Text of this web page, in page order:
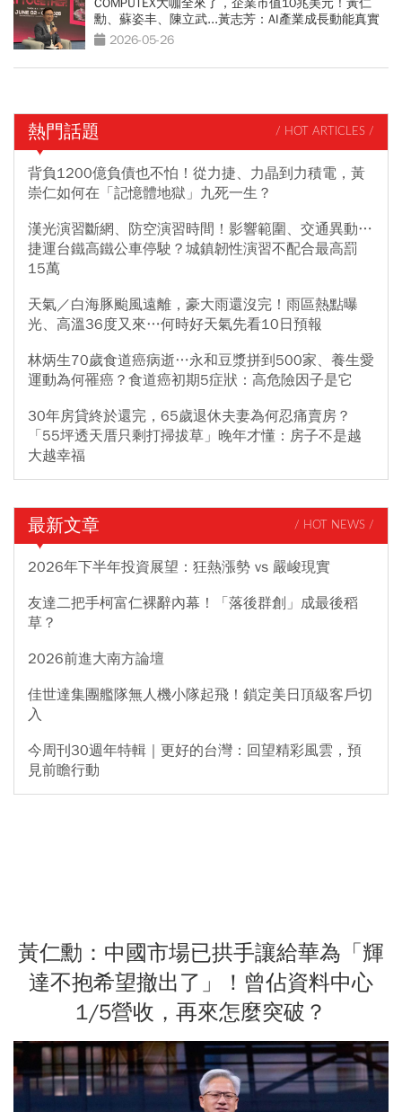
勳、蘇姿丰、陳立武...黃志芳：AI產業成長動能真實
2026-05-26
熱門話題 / HOT ARTICLES /
背負1200億負債也不怕！從力捷、力晶到力積電，黃
崇仁如何在「記憶體地獄」九死一生？
漢光演習斷網、防空演習時間！影響範圍、交通異動…
捷運台鐵高鐵公車停駛？城鎮韌性演習不配合最高罰
15萬
天氣／白海豚颱風遠離，豪大雨還沒完！雨區熱點曝
光、高溫36度又來…何時好天氣先看10日預報
林炳生70歲食道癌病逝…永和豆漿拼到500家、養生愛
運動為何罹癌？食道癌初期5症狀：高危險因子是它
30年房貸終於還完，65歲退休夫妻為何忍痛賣房？
「55坪透天厝只剩打掃拔草」晚年才懂：房子不是越
大越幸福
最新文章 / HOT NEWS /
2026年下半年投資展望：狂熱漲勢 vs 嚴峻現實
友達二把手柯富仁裸辭內幕！「落後群創」成最後稻
草？
2026前進大南方論壇
佳世達集團艦隊無人機小隊起飛！鎖定美日頂級客戶切
入
今周刊30週年特輯｜更好的台灣：回望精彩風雲，預
見前瞻行動
黃仁勳：中國市場已拱手讓給華為「輝
達不抱希望撤出了」！曾佔資料中心
1/5營收，再來怎麼突破？